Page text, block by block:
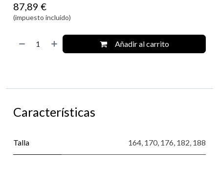
87,89 €
(impuesto incluido)
Añadir al carrito
Características
Talla 164, 170, 176, 182, 188